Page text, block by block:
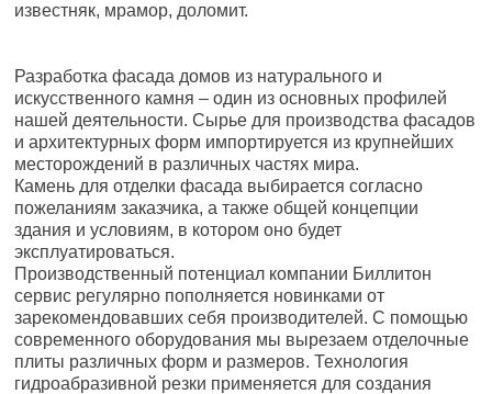
известняк, мрамор, доломит.
Разработка фасада домов из натурального и
искусственного камня – один из основных профилей
нашей деятельности. Сырье для производства фасадов
и архитектурных форм импортируется из крупнейших
месторождений в различных частях мира.
Камень для отделки фасада выбирается согласно
пожеланиям заказчика, а также общей концепции
здания и условиям, в котором оно будет
эксплуатироваться.
Производственный потенциал компании Биллитон
сервис регулярно пополняется новинками от
зарекомендовавших себя производителей. С помощью
современного оборудования мы вырезаем отделочные
плиты различных форм и размеров. Технология
гидроабразивной резки применяется для создания